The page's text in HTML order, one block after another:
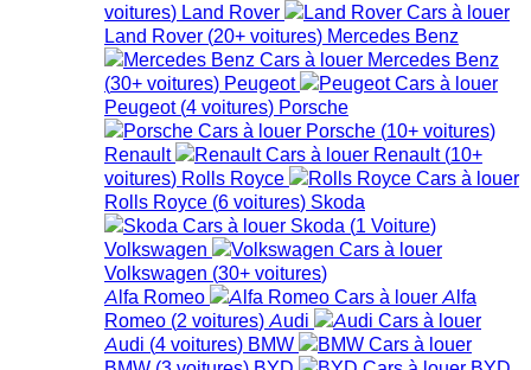
voitures) Land Rover
Land Rover (20+ voitures) Mercedes Benz
Mercedes Benz
(30+ voitures) Peugeot
Peugeot (4 voitures) Porsche
Porsche (10+ voitures)
Renault
Renault (10+
voitures) Rolls Royce
Rolls Royce (6 voitures) Skoda
Skoda (1 Voiture)
Volkswagen
Volkswagen (30+ voitures)
Alfa Romeo
Alfa
Romeo (2 voitures) Audi
Audi (4 voitures) BMW